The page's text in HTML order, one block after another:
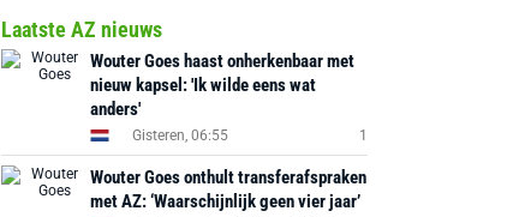
Laatste AZ nieuws
Wouter Goes haast onherkenbaar met
nieuw kapsel: 'Ik wilde eens wat
anders'
Gisteren, 06:55 1
Wouter Goes onthult transferafspraken
met AZ: ‘Waarschijnlijk geen vier jaar’